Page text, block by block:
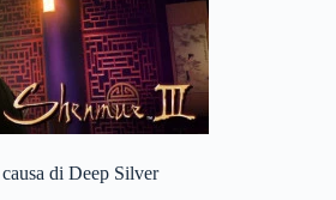
di Deep Silver